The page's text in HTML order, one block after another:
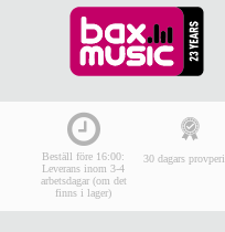
Beställ före 16:00:
Leverans inom 3-4
arbetsdagar (om det
finns i lager)
30 dagars